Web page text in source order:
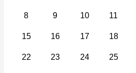
8 9 10 11
15 16 17 18
22 23 24 25